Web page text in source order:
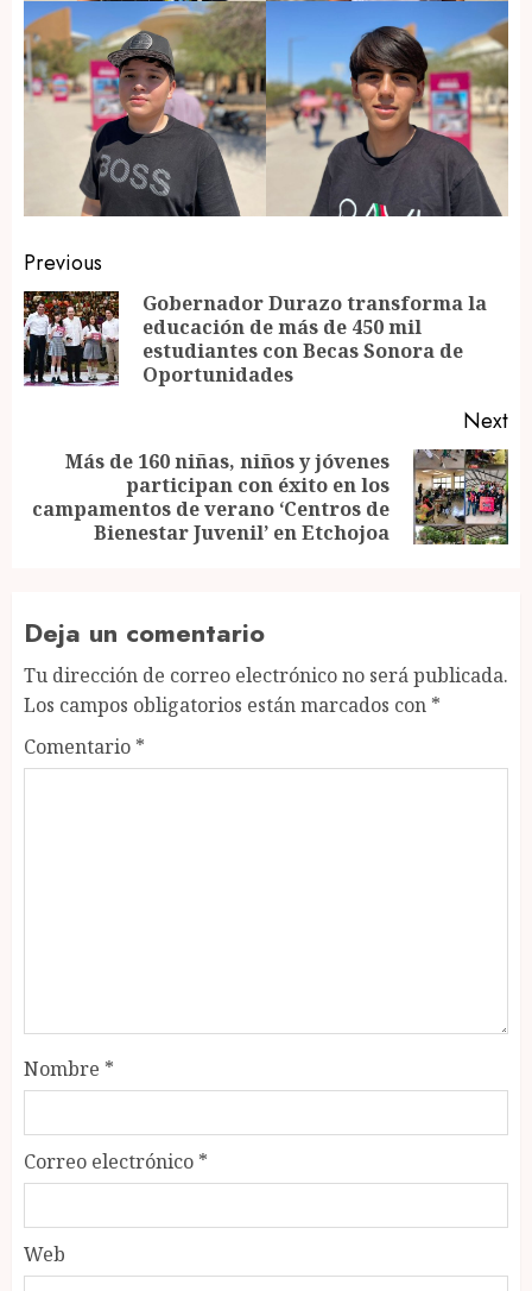
Post
navigation
Previous
Gobernador Durazo transforma la
educación de más de 450 mil
estudiantes con Becas Sonora de
Oportunidades
Next
post:
Más de 160 niñas, niños y jóvenes
participan con éxito en los
campamentos de verano ‘Centros de
Bienestar Juvenil’ en Etchojoa
Deja un comentario
Tu dirección de correo electrónico no será publicada.
Los campos obligatorios están marcados con *
Comentario *
Nombre *
Correo electrónico *
Web